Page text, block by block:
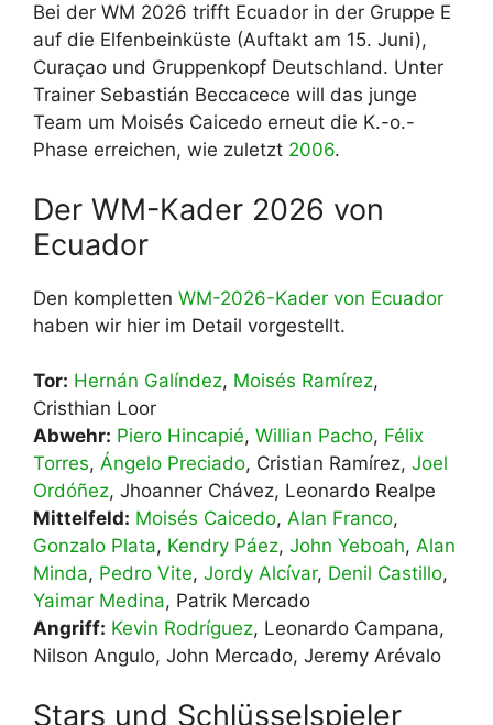
Bei der WM 2026 trifft Ecuador in der Gruppe E
auf die Elfenbeinküste (Auftakt am 15. Juni),
Curaçao und Gruppenkopf Deutschland. Unter
Trainer Sebastián Beccacece will das junge
Team um Moisés Caicedo erneut die K.-o.-
Phase erreichen, wie zuletzt 2006.
Der WM-Kader 2026 von
Ecuador
Den kompletten WM-2026-Kader von Ecuador
haben wir hier im Detail vorgestellt.
Tor: Hernán Galíndez, Moisés Ramírez,
Cristhian Loor
Abwehr: Piero Hincapié, Willian Pacho, Félix
Torres, Ángelo Preciado, Cristian Ramírez, Joel
Ordóñez, Jhoanner Chávez, Leonardo Realpe
Mittelfeld: Moisés Caicedo, Alan Franco,
Gonzalo Plata, Kendry Páez, John Yeboah, Alan
Minda, Pedro Vite, Jordy Alcívar, Denil Castillo,
Yaimar Medina, Patrik Mercado
Angriff: Kevin Rodríguez, Leonardo Campana,
Nilson Angulo, John Mercado, Jeremy Arévalo
Stars und Schlüsselspieler